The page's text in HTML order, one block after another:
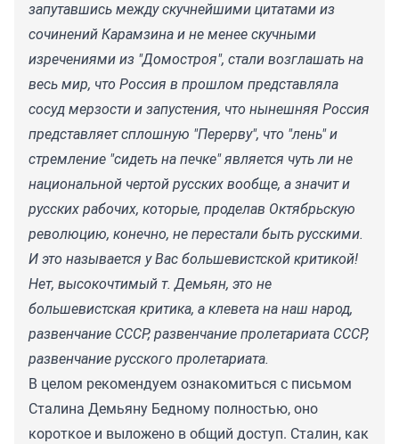
запутавшись между скучнейшими цитатами из
сочинений Карамзина и не менее скучными
изречениями из "Домостроя", стали возглашать на
весь мир, что Россия в прошлом представляла
сосуд мерзости и запустения, что нынешняя Россия
представляет сплошную "Перерву", что "лень" и
стремление "сидеть на печке" является чуть ли не
национальной чертой русских вообще, а значит и
русских рабочих, которые, проделав Октябрьскую
революцию, конечно, не перестали быть русскими.
И это называется у Вас большевистской критикой!
Нет, высокочтимый т. Демьян, это не
большевистская критика, а клевета на наш народ,
развенчание СССР, развенчание пролетариата СССР,
развенчание русского пролетариата.
В целом рекомендуем ознакомиться с письмом
Сталина Демьяну Бедному полностью, оно
короткое и выложено в общий доступ. Сталин, как